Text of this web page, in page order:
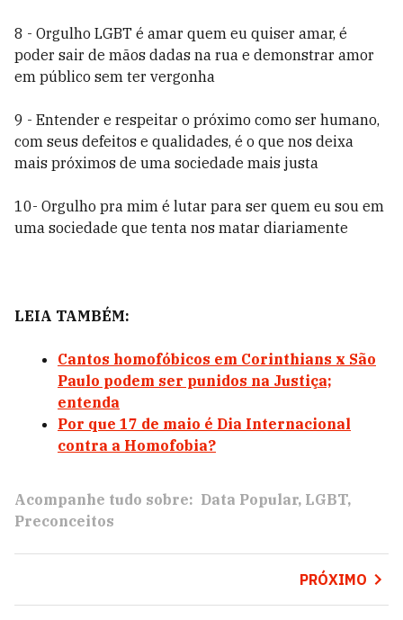
8 - Orgulho LGBT é amar quem eu quiser amar, é
poder sair de mãos dadas na rua e demonstrar amor
em público sem ter vergonha
9 - Entender e respeitar o próximo como ser humano,
com seus defeitos e qualidades, é o que nos deixa
mais próximos de uma sociedade mais justa
10- Orgulho pra mim é lutar para ser quem eu sou em
uma sociedade que tenta nos matar diariamente
LEIA TAMBÉM:
Cantos homofóbicos em Corinthians x São
Paulo podem ser punidos na Justiça;
entenda
Por que 17 de maio é Dia Internacional
contra a Homofobia?
Acompanhe tudo sobre: Data Popular LGBT
Preconceitos
PRÓXIMO